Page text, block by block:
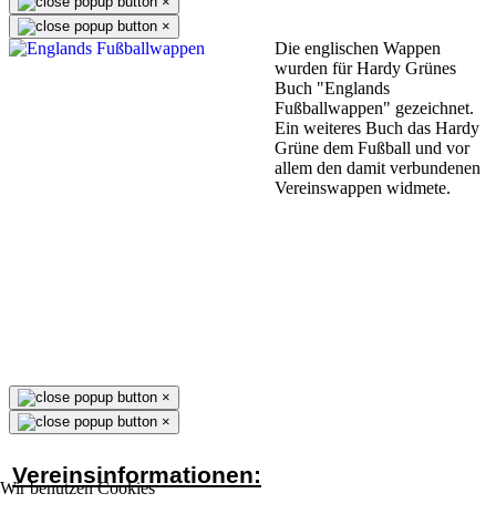
Wir benutzen Cookies
×
Die englischen Wappen
wurden für Hardy Grünes
Buch "Englands
Fußballwappen" gezeichnet.
Ein weiteres Buch das Hardy
Grüne dem Fußball und vor
allem den damit verbundenen
Vereinswappen widmete.
×
×
Vereinsinformationen: